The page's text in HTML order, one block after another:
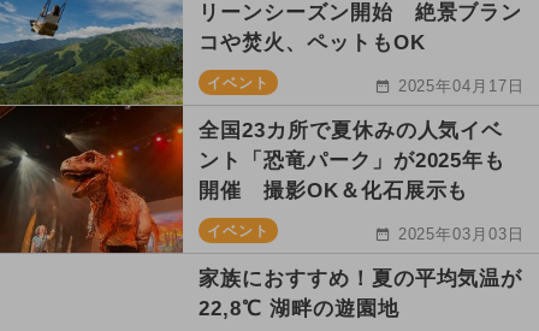
リーンシーズン開始 絶景ブラン
コや焚火、ペットもOK
イベント 2025年04月17日
全国23カ所で夏休みの人気イベ
ント「恐竜パーク」が2025年も
開催 撮影OK＆化石展示も
イベント 2025年03月03日
家族におすすめ！夏の平均気温が
22,8℃ 湖畔の遊園地